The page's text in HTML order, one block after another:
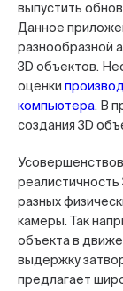
выпустить
Данное
разнообразной
3D объектов.
оценки
компьютера. В
создания 3D
реалистичность
разных
камеры. Так
объекта в
выдержку
предлагает